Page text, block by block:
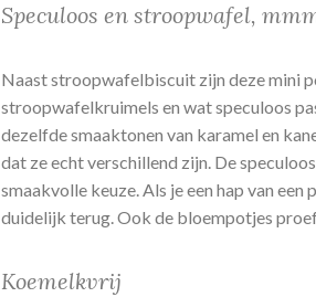
Speculoos en stroopwafel,
Naast stroopwafelbiscuit zijn deze mini
stroopwafelkruimels en wat speculoos
dezelfde smaaktonen van karamel en
dat ze echt verschillend zijn. De
smaakvolle keuze. Als je een hap van
duidelijk terug. Ook de bloempotjes
Koemelkvrij